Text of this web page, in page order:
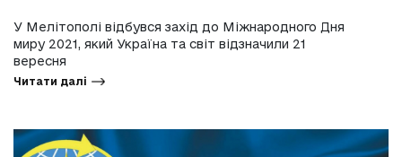
У Мелітополі відбувся захід до Міжнародного Дня
миру 2021, який Україна та світ відзначили 21
вересня
Читати далі